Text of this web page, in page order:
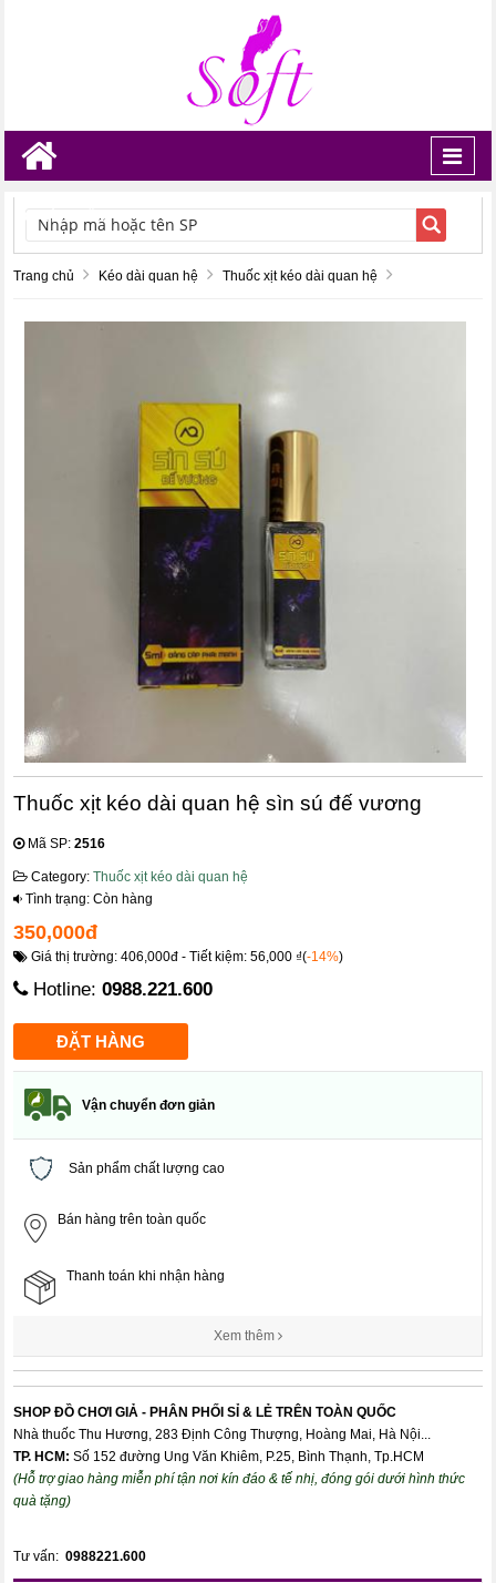
TÌM KIẾM
Trang chủ Kéo dài quan hệ Thuốc xịt kéo dài quan hệ
Thuốc xịt kéo dài quan hệ sìn sú đế vương
Mã SP:2516
Category:Thuốc xịt kéo dài quan hệ
Tình trạng: Còn hàng
350,000đ
Giá thị trường: 406,000đ - Tiết kiệm: 56,000 ₫(-14%)
Hotline:0988.221.600
Vận chuyển đơn giản
Sản phẩm chất lượng cao
Bán hàng trên toàn quốc
Thanh toán khi nhận hàng
Xem thêm
SHOP ĐỒ CHƠI GIẢ - PHÂN PHỐI SỈ & LẺ TRÊN TOÀN QUỐC
Nhà thuốc Thu Hương, 283 Định Công Thượng, Hoàng Mai, Hà Nội...
TP. HCM: Số 152 đường Ung Văn Khiêm, P.25, Bình Thạnh, Tp.HCM
(Hỗ trợ giao hàng miễn phí tận nơi kín đáo & tế nhị, đóng gói dưới hình thức
quà tặng)
Tư vấn:0988221.600